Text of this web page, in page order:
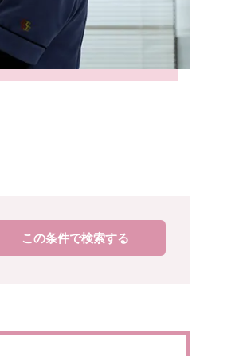
この条件で検索する